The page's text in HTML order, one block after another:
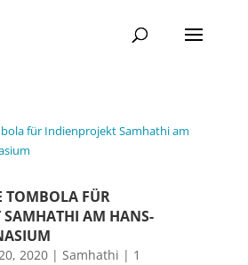
TOMBOLA FÜR
SAMHATHI AM HANS-
2020| Samhathi | 1